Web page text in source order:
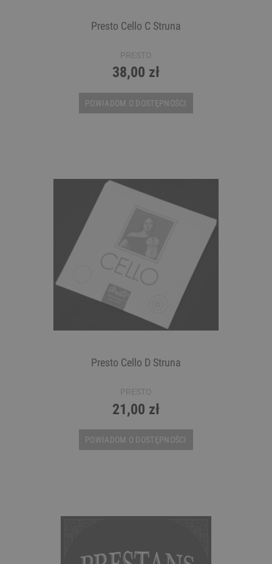
Presto Cello C Struna
PRESTO
38,00 zł
POWIADOM O DOSTĘPNOŚCI
Presto Cello D Struna
PRESTO
21,00 zł
POWIADOM O DOSTĘPNOŚCI